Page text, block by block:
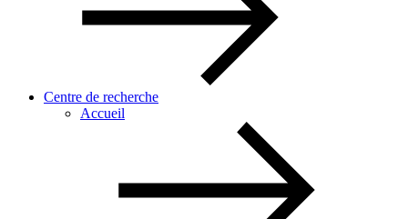
Centre de recherche
Accueil